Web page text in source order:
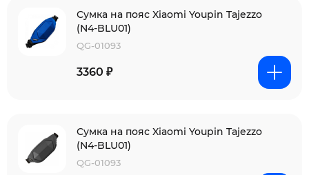
Сумка на пояс Xiaomi Youpin Tajezzo
(N4-BLU01)
QG-01093
3360 ₽
Сумка на пояс Xiaomi Youpin Tajezzo
(N4-BLU01)
QG-01093